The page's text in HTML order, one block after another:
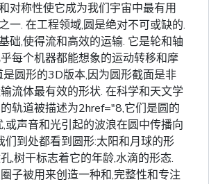
对称性使它成为我们宇宙中最有用
一. 在工程领域,圆是绝对不可或缺的.
础,使得流和高效的运输. 它是轮和轴
每个机器都能想象的运动转移和摩
圆形的3D版本,因为圆形截面是非
流体最有效的形状. 在科学和天文学
轨道被描述为2href="8,它们是圆的
或声音和光引起的波浪在圆中传播向
们到处都看到圆形:太阳和月球的形
,树干标志着它的年龄,水滴的形态.
子被用来创造一种和,完整性和专注